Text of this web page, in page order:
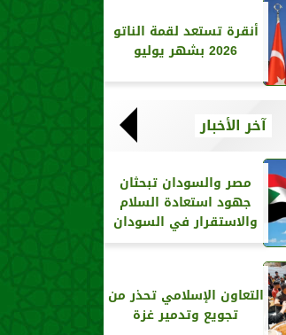
أنقرة تستعد لقمة الناتو
2026 بشهر يوليو
آخر الأخبار
مصر والسودان تبحثان
جهود استعادة السلام
والاستقرار في السودان
التعاون الإسلامي تحذر من
تجويع وتدمير غزة